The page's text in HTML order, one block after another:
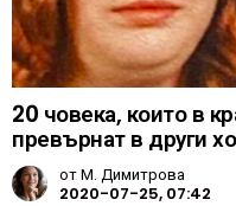
20 човека, които в
превърнат в други
отМ. Димитрова
2020-07-25, 07:42